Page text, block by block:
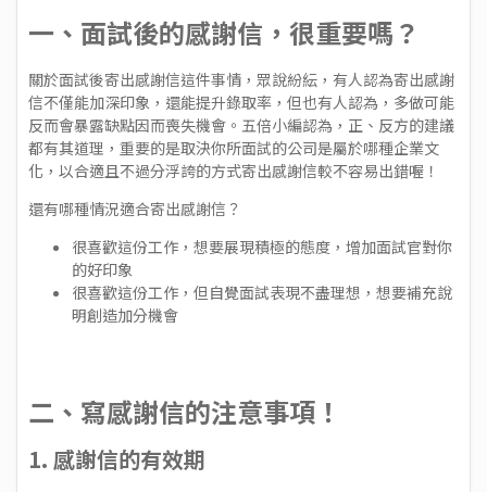
一、面試後的感謝信，很重要嗎？
關於面試後寄出感謝信這件事情，眾說紛紜，有人認為寄出感謝
信不僅能加深印象，還能提升錄取率，但也有人認為，多做可能
反而會暴露缺點因而喪失機會。五倍小編認為，正、反方的建議
都有其道理，重要的是取決你所面試的公司是屬於哪種企業文
化，以合適且不過分浮誇的方式寄出感謝信較不容易出錯喔！
還有哪種情況適合寄出感謝信？
很喜歡這份工作，想要展現積極的態度，增加面試官對你
的好印象
很喜歡這份工作，但自覺面試表現不盡理想，想要補充說
明創造加分機會
二、寫感謝信的注意事項！
1. 感謝信的有效期